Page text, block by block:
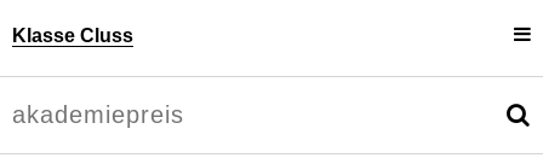
Klasse Cluss
Personen
Projekte
Uli Cluss
Information